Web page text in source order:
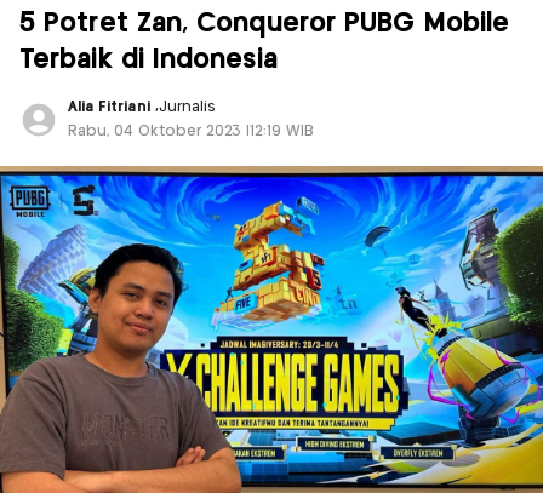
5 Potret Zan, Conqueror PUBG Mobile
Terbaik di Indonesia
Alia Fitriani ,Jurnalis
Rabu, 04 Oktober 2023 |12:19 WIB